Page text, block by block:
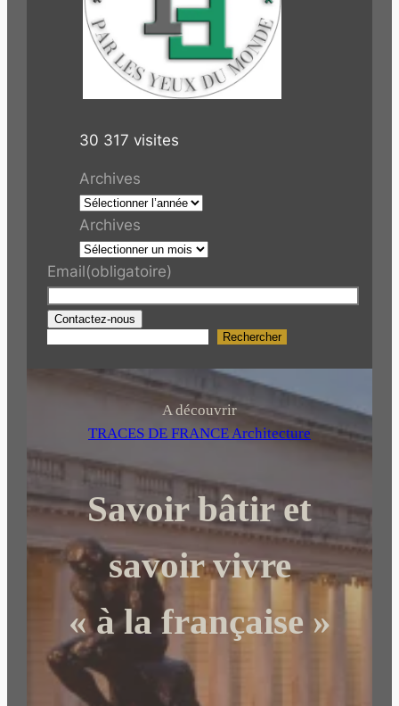
30 317 visites
Archives
Archives
Email(obligatoire)
Contactez-nous
r
c
h
r
Rechercher
A découvrir
TRACES DE FRANCE Architecture
Savoir bâtir et
savoir vivre
« à la française »